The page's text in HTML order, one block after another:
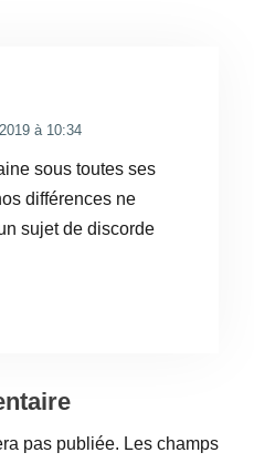
à 10:34
sous toutes ses
différences ne
sujet de discorde
pas publiée. Les champs